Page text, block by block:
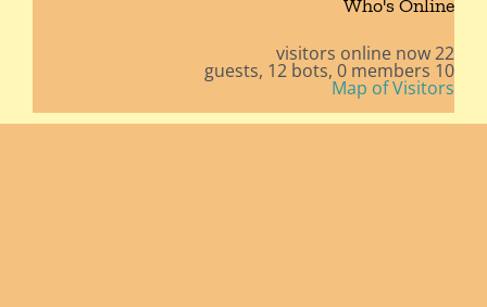
Who's Online
22 visitors online now
10 guests,
12 bots, 0 members
Map of Visitors